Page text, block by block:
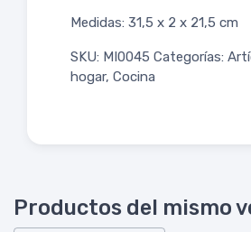
Medidas: 31,5 x 2 x 21,5 cm
SKU: MI0045 Categorías:
hogar, Cocina
Productos del mismo